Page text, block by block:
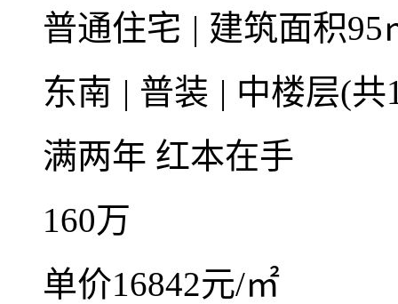
普通住宅 | 建筑面积
东南 | 普装 | 中楼层(
满两年 红本在手
160万
单价16842元/㎡